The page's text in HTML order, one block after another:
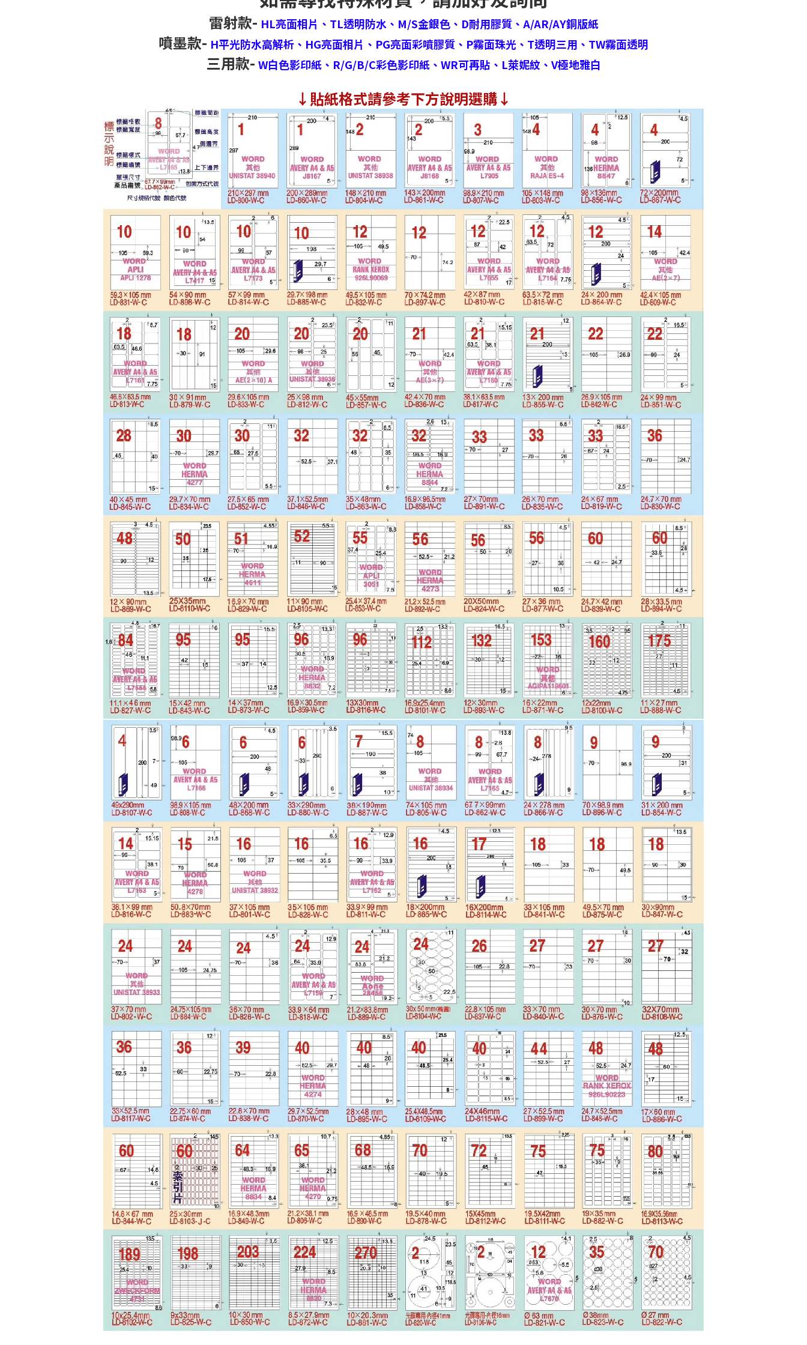
雷射款- HL亮面相片、 TL透明防水、 M/S金銀色、 D耐用膠質、 A/AR/AY銅版紙
噴墨款- H平光防水高解析、 HG亮面相片、 PG亮面彩噴膠質、 P霧面珠光、 T透明三用、 TW霧面透明
三用款- W白色影印紙、 R/G/B/C彩色影印紙、 WR可再貼、 L萊妮紋、 V極地雅白
↓ 貼紙格式請參考下方說明選購↓